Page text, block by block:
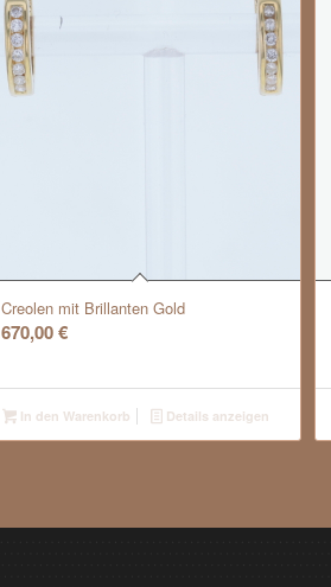
Creolen mit Brillanten Gold
670,00€
In den Warenkorb Details anzeigen